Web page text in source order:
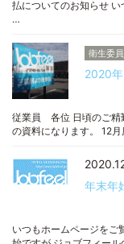
払についてのお知らせ い
…
衛生委
2020
従業員 各位 日頃のご精
の資料になります。 12
年末年
いつもホームページを